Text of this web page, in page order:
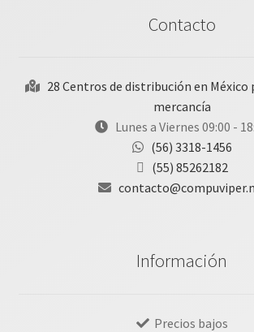
Contacto
28 Centros de distribución en México
mercancía
Lunes a Viernes 09:00 -
(56) 3318-1456
(55) 85262182
Información
Precios bajos